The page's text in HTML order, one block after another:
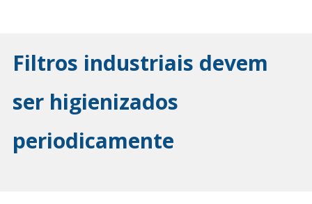
Filtros industriais devem
ser higienizados
periodicamente